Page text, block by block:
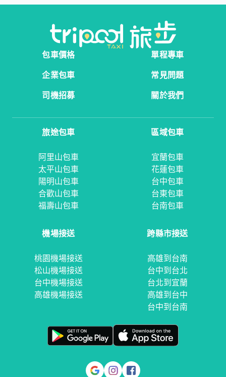
包車價格
單程專車
企業包車
常見問題
司機招募
關於我們
旅途包車
阿里山包車
太平山包車
陽明山包車
合歡山包車
福壽山包車
區域包車
宜蘭包車
花蓮包車
台中包車
台東包車
台南包車
機場接送
桃園機場接送
松山機場接送
台中機場接送
高雄機場接送
跨縣市接送
高雄到台南
台中到台北
台北到宜蘭
高雄到台中
台中到台南